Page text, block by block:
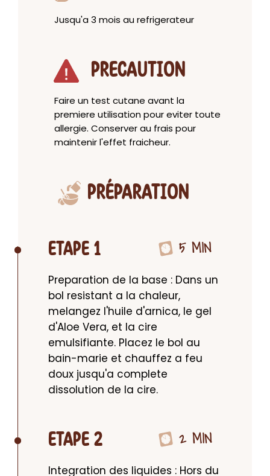
Jusqu'a 3 mois au refrigerateur
PRECAUTION
Faire un test cutane avant la
premiere utilisation pour eviter toute
allergie. Conserver au frais pour
maintenir l'effet fraicheur.
PRÉPARATION
ETAPE 1 5 MIN
Preparation de la base : Dans un
bol resistant a la chaleur,
melangez l'huile d'arnica, le gel
d'Aloe Vera, et la cire
emulsifiante. Placez le bol au
bain-marie et chauffez a feu
doux jusqu'a complete
dissolution de la cire.
ETAPE 2 2 MIN
Integration des liquides : Hors du